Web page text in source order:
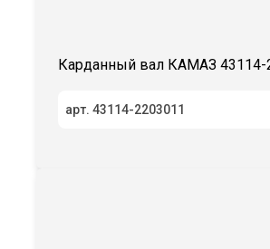
Карданный вал КАМАЗ 43114-
арт. 43114-2203011